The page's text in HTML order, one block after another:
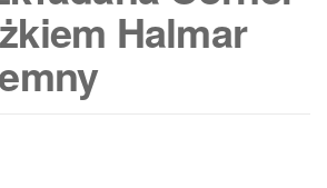
Halmar